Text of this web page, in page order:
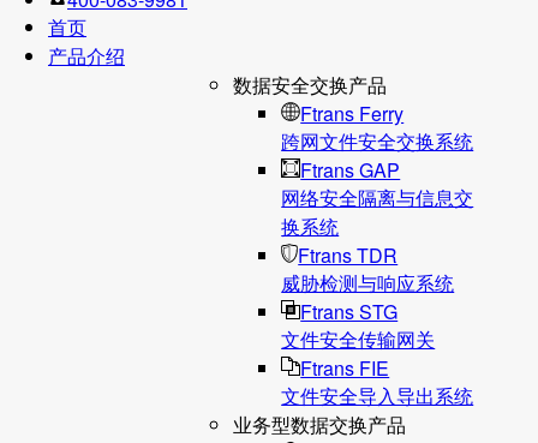
首页
产品介绍
数据安全交换产品
Ftrans Ferry
跨网文件安全交换系统
Ftrans GAP
网络安全隔离与信息交
换系统
Ftrans TDR
威胁检测与响应系统
Ftrans STG
文件安全传输网关
Ftrans FIE
文件安全导入导出系统
业务型数据交换产品